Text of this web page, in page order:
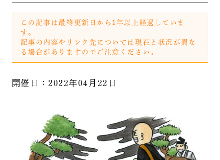
この記事は最終更新日から1年以上経過していま
す。
記事の内容やリンク先については現在と状況が異な
る場合がありますのでご注意ください。
開催日：2022年04月22日